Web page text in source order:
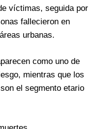
víctimas, seguida por
fallecieron en
urbanas.
como uno de
mientras que los
el segmento etario